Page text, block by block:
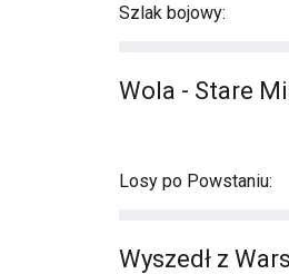
Szlak bojowy:
Wola - Stare
Losy po Powstaniu:
Wyszedł z